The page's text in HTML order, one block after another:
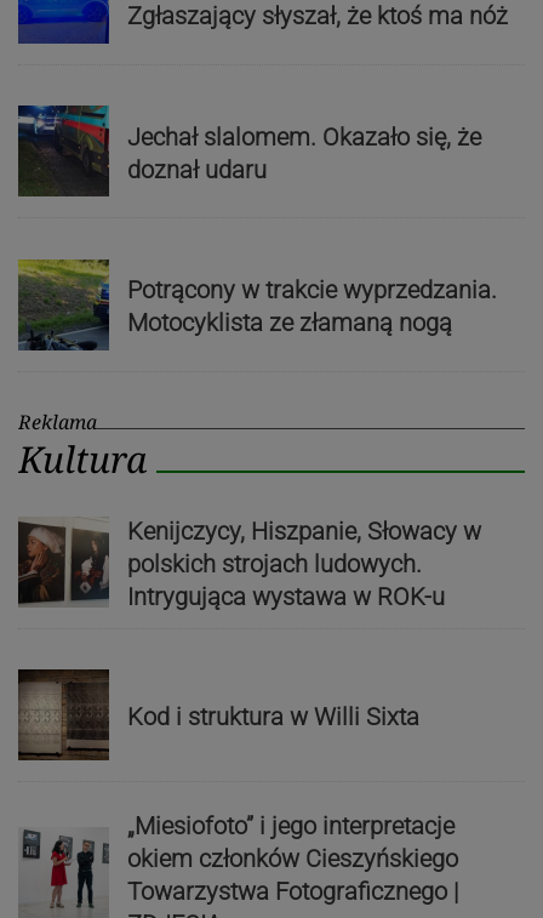
Zgłaszający słyszał, że ktoś ma nóż
Jechał slalomem. Okazało się, że
doznał udaru
Potrącony w trakcie wyprzedzania.
Motocyklista ze złamaną nogą
Reklama
Kultura
Kenijczycy, Hiszpanie, Słowacy w
polskich strojach ludowych.
Intrygująca wystawa w ROK-u
Kod i struktura w Willi Sixta
„Miesiofoto” i jego interpretacje
okiem członków Cieszyńskiego
Towarzystwa Fotograficznego |